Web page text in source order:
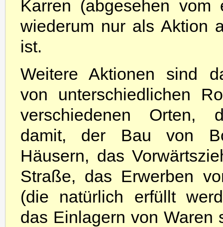
Karren (abgesehen
wiederum nur als Aktion
ist.
Weitere Aktionen sind
von unterschiedlichen
verschiedenen Orten,
damit, der Bau von
Häusern, das
Straße, das Erwerben
(die natürlich erfüllt
das Einlagern von Waren